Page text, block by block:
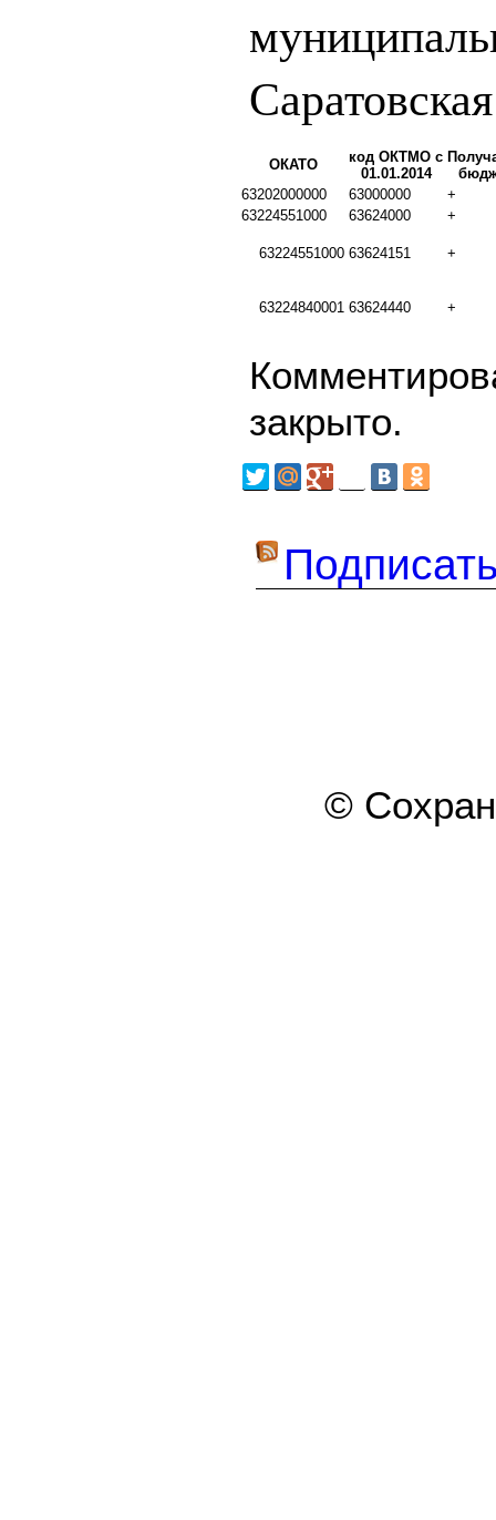
ОКАТО
код ОКТМО с
01.01.2014
63202000000
63000000
+
63224551000
63624000 +
63224551000 63624151 +
63224840001 63624440 +
закрыто.
©